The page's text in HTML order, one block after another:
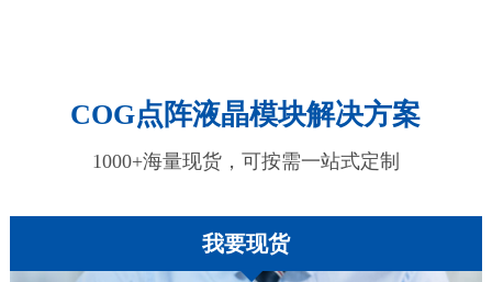
COG点阵液晶模块解决方案
1000+海量现货，可按需一站式定制
我要现货